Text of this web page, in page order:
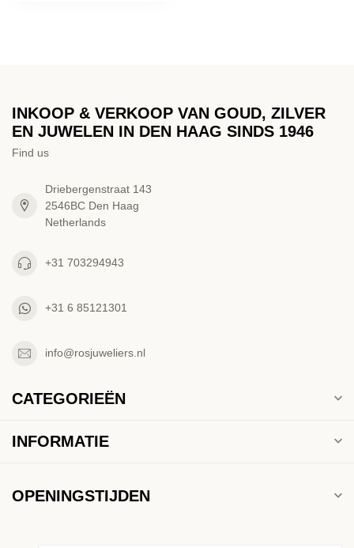
INKOOP & VERKOOP VAN GOUD, ZILVER
EN JUWELEN IN DEN HAAG SINDS 1946
Find us
Driebergenstraat 143
2546BC Den Haag
Netherlands
+31 703294943
+31 6 85121301
info@rosjuweliers.nl
CATEGORIEËN
INFORMATIE
OPENINGSTIJDEN